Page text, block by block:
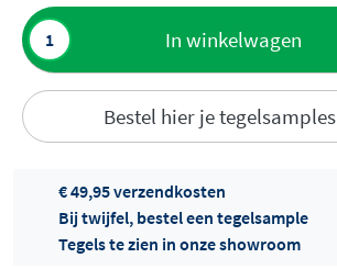
In winkelwagen
Bestel hier je tegelsamples
Toevoegen
aan offerte
Offertes
€ 49,95 verzendkosten
Bij twijfel, bestel een tegelsample
Tegels te zien in onze showroom